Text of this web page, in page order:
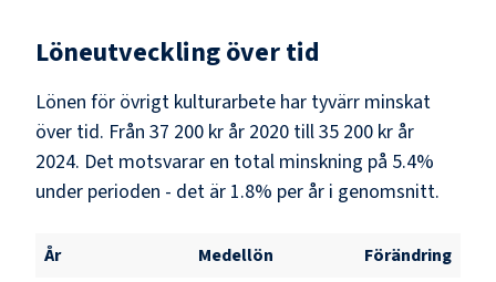
Löneutveckling över tid
Lönen för övrigt kulturarbete har tyvärr minskat
över tid. Från 37 200 kr år 2020 till 35 200 kr år
2024. Det motsvarar en total minskning på 5.4%
under perioden - det är 1.8% per år i genomsnitt.
År Medellön
Förändring